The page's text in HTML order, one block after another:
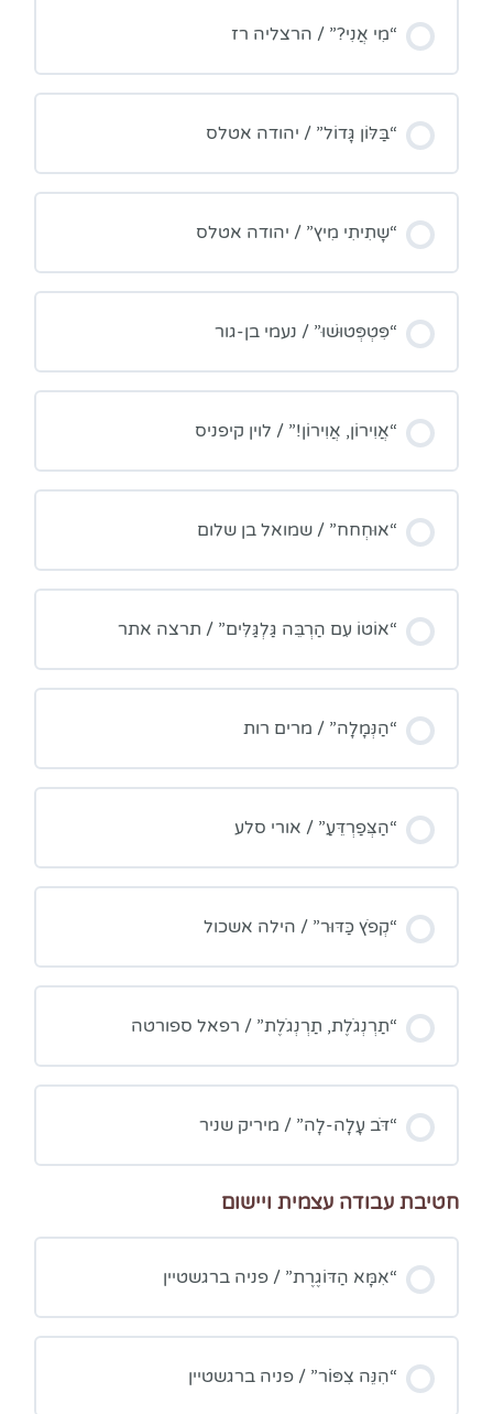
“מִי אֲנִי?” / הרצליה רז
“בַּלּוֹן גָּדוֹל” / יהודה אטלס
“שָתִיתִי מִיץ” / יהודה אטלס
“פִּטְפְּטוּשׁוּ” / נעמי בן-גור
“אֲוִירוֹן, אֲוִירוֹן!” / לוין קיפניס
“אוּחְחח” / שמואל בן שלום
“אוֹטוֹ עִם הַרְבֵּה גַּלְגַּלִּים” / תרצה אתר
“הַנְּמָלָה” / מרים רות
“הַצְּפַרְדֵּעַ” / אורי סלע
“קְפֹץ כַּדּוּר” / הילה אשכול
“תַרְנְגֹלֶת, תַרְנְגֹלֶת” / רפאל ספורטה
“דֹּב עָלָה-לָה” / מיריק שניר
חטיבת עבודה עצמית ויישום
“אִמָּא הַדּוֹגֶרֶת” / פניה ברגשטיין
“הִנֵּה צִפּוֹֹר” / פניה ברגשטיין